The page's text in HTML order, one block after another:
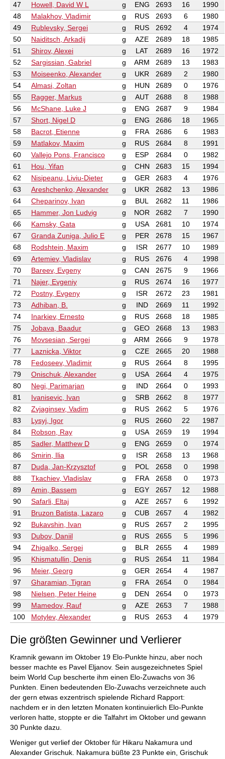
47
Howell, David W L g ENG 2693 16
1990
48
Malakhov, Vladimir g RUS 2693 6
1980
49
Rublevsky, Sergei g RUS 2692 4
1974
50
Naiditsch, Arkadij g AZE 2689 18
1985
51
Shirov, Alexei g LAT 2689 16
1972
52
Sargissian, Gabriel g ARM 2689 13
1983
53
Moiseenko, Alexander g UKR 2689 2
1980
54
Almasi, Zoltan g HUN 2689 0
1976
55
Ragger, Markus g AUT 2688 8
1988
56
McShane, Luke J g ENG 2687 9
1984
57
Short, Nigel D g ENG 2686 18
1965
58
Bacrot, Etienne g FRA 2686 6
1983
59
Matlakov, Maxim g RUS 2684 8
1991
60
Vallejo Pons, Francisco g ESP 2684 0
1982
61
Hou, Yifan g CHN 2683 15
1994
62
Nisipeanu, Liviu-Dieter g GER 2683 4
1976
63
Areshchenko, Alexander g UKR 2682 13
1986
64
Cheparinov, Ivan g BUL 2682 11
1986
65
Hammer, Jon Ludvig g NOR 2682 7
1990
66
Kamsky, Gata g USA 2681 10
1974
67
Granda Zuniga, Julio E g PER 2678 15
1967
68
Rodshtein, Maxim g ISR 2677 10
1989
69
Artemiev, Vladislav g RUS 2676 4
1998
70
Bareev, Evgeny g CAN 2675 9
1966
71
Najer, Evgeniy g RUS 2674 16
1977
72
Postny, Evgeny g ISR 2672 23
1981
73
Adhiban, B. g IND 2669 11
1992
74
Inarkiev, Ernesto g RUS 2668 18
1985
75
Jobava, Baadur g GEO 2668 13
1983
76
Movsesian, Sergei g ARM 2666 9
1978
77
Laznicka, Viktor g CZE 2665 20
1988
78
Fedoseev, Vladimir g RUS 2664 8
1995
79
Onischuk, Alexander g USA 2664 4
1975
80
Negi, Parimarjan g IND 2664 0
1993
81
Ivanisevic, Ivan g SRB 2662 8
1977
82
Zvjaginsev, Vadim g RUS 2662 5
1976
83
Lysyj, Igor g RUS 2660 22
1987
84
Robson, Ray g USA 2659 19
1994
85
Sadler, Matthew D g ENG 2659 0
1974
86
Smirin, Ilia g ISR 2658 13
1968
87
Duda, Jan-Krzysztof g POL 2658 0
1998
88
Tkachiev, Vladislav g FRA 2658 0
1973
89
Amin, Bassem g EGY 2657 12
1988
90
Safarli, Eltaj g AZE 2657 6
1992
91
Bruzon Batista, Lazaro g CUB 2657 4
1982
92
Bukavshin, Ivan g RUS 2657 2
1995
93
Dubov, Daniil g RUS 2655 5
1996
94
Zhigalko, Sergei g BLR 2655 4
1989
95
Khismatullin, Denis g RUS 2654 11
1984
96
Meier, Georg g GER 2654 4
1987
97
Gharamian, Tigran g FRA 2654 0
1984
98
Nielsen, Peter Heine g DEN 2654 0
1973
99
Mamedov, Rauf g AZE 2653 7
1988
100
Motylev, Alexander g RUS 2653 4 1979
Die größten Gewinner und Verlierer
Kramnik gewann im Oktober 19 Elo-Punkte hinzu, aber noch
besser machte es Pavel Eljanov. Sein ausgezeichnetes Spiel
beim World Cup bescherte ihm einen Elo-Zuwachs von 36
Punkten. Einen bedeutenden Elo-Zuwachs verzeichnete auch
der gern etwas exzentrisch spielende Richard Rapport:
nachdem er in den letzten Monaten kontinuierlich Elo-Punkte
verloren hatte, stoppte er die Talfahrt im Oktober und gewann
30 Punkte dazu.
Weniger gut verlief der Oktober für Hikaru Nakamura und
Alexander Grischuk. Nakamura büßte 23 Punkte ein, Grischuk